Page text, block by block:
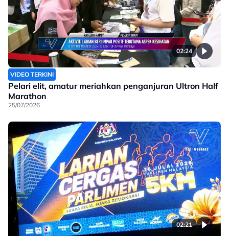
02:24
VIDEO TERKINI
Pelari elit, amatur meriahkan penganjuran Ultron Half
Marathon
25/07/2026
02:21